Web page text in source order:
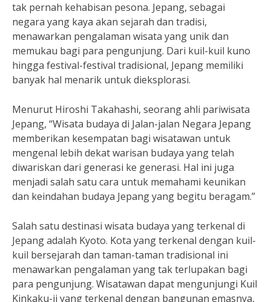
tak pernah kehabisan pesona. Jepang, sebagai
negara yang kaya akan sejarah dan tradisi,
menawarkan pengalaman wisata yang unik dan
memukau bagi para pengunjung. Dari kuil-kuil kuno
hingga festival-festival tradisional, Jepang memiliki
banyak hal menarik untuk dieksplorasi.
Menurut Hiroshi Takahashi, seorang ahli pariwisata
Jepang, “Wisata budaya di Jalan-jalan Negara Jepang
memberikan kesempatan bagi wisatawan untuk
mengenal lebih dekat warisan budaya yang telah
diwariskan dari generasi ke generasi. Hal ini juga
menjadi salah satu cara untuk memahami keunikan
dan keindahan budaya Jepang yang begitu beragam.”
Salah satu destinasi wisata budaya yang terkenal di
Jepang adalah Kyoto. Kota yang terkenal dengan kuil-
kuil bersejarah dan taman-taman tradisional ini
menawarkan pengalaman yang tak terlupakan bagi
para pengunjung. Wisatawan dapat mengunjungi Kuil
Kinkaku-ji yang terkenal dengan bangunan emasnya,